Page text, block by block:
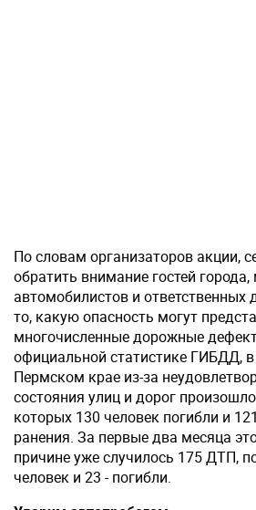
По словам организаторов акции,
обратить внимание гостей
автомобилистов и ответственных
то, какую опасность могут
многочисленные дорожные
официальной статистике ГИБДД,
Пермском крае из-за
состояния улиц и дорог
которых 130 человек погибли и
ранения. За первые два месяца
причине уже случилось 175 ДТП,
человек и 23 - погибли.